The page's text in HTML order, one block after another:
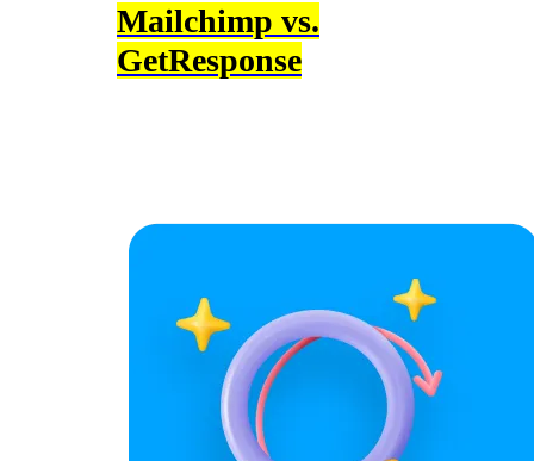
Mailchimp vs.
GetResponse